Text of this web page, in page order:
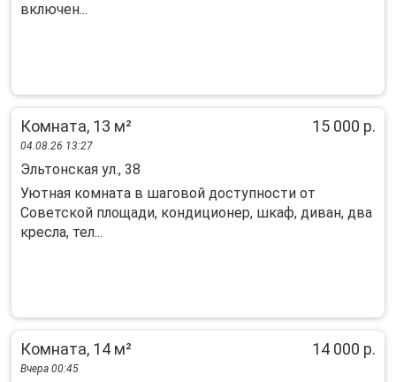
включен...
Комната, 13 м² 15 000 р.
04.08.26 13:27
Эльтонская ул., 38
Уютная комната в шаговой доступности от
Советской площади, кондиционер, шкаф, диван, два
кресла, тел...
Комната, 14 м² 14 000 р.
Вчера 00:45